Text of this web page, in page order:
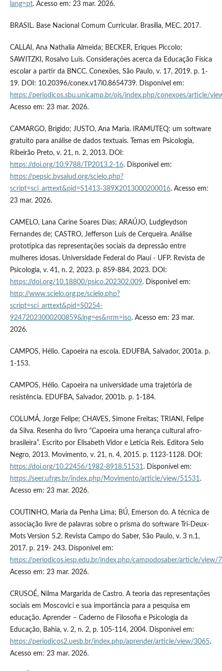
lang=pt. Acesso em: 23 mar. 2026.
BRASIL. Base Nacional Comum Curricular. Brasília, MEC. 2017.
CALLAI, Ana Nathalia Almeida; BECKER, Eriques Piccolo;
SAWITZKI, Rosalvo Luis. Considerações acerca da Educação Física
escolar a partir da BNCC. Conexões, São Paulo, v. 17, 2019. p. 1-
19. DOI: 10.20396/conex.v17i0.8654739. Disponível em:
https://periodicos.sbu.unicamp.br/ojs/index.php/conexoes/article/
Acesso em: 23 mar. 2026.
CAMARGO, Brigido; JUSTO, Ana Maria. IRAMUTEQ: um software
gratuito para análise de dados textuais. Temas em Psicologia,
Ribeirão Preto, v. 21, n. 2, 2013. DOI:
https://doi.org/10.9788/TP2013.2-16. Disponível em:
https://pepsic.bvsalud.org/scielo.php?
script=sci_arttext&pid=S1413-389X2013000200016. Acesso em:
23 mar. 2026.
CAMELO, Lana Carine Soares Dias; ARAÚJO, Ludgleydson
Fernandes de; CASTRO, Jefferson Luís de Cerqueira. Análise
prototípica das representações sociais da depressão entre
mulheres idosas. Universidade Federal do Piauí - UFP. Revista de
Psicologia, v. 41, n. 2, 2023. p. 859-884, 2023. DOI:
https://doi.org/10.18800/psico.202302.009. Disponível em:
http://www.scielo.org.pe/scielo.php?
script=sci_arttext&pid=S0254-
92472023000200859&lng=es&nrm=iso. Acesso em: 23 mar.
2026.
CAMPOS, Hélio. Capoeira na escola. EDUFBA, Salvador, 2001a. p.
1-153.
CAMPOS, Hélio. Capoeira na universidade uma trajetória de
resistência. EDUFBA, Salvador, 2001b. p. 1-184.
COLUMÁ, Jorge Felipe; CHAVES, Simone Freitas; TRIANI, Felipe
da Silva. Resenha do livro “Capoeira uma herança cultural afro-
brasileira”. Escrito por Elisabeth Vidor e Letícia Reis. Editora Selo
Negro, 2013. Movimento, v. 21, n. 4, 2015. p. 1123-1128. DOI:
https://doi.org/10.22456/1982-8918.51531. Disponível em:
https://seer.ufrgs.br/index.php/Movimento/article/view/51531.
Acesso em: 23 mar. 2026.
COUTINHO, Maria da Penha Lima; BÚ, Emerson do. A técnica de
associação livre de palavras sobre o prisma do software Tri-Deux-
Mots Version 5.2. Revista Campo do Saber, São Paulo, v. 3 n.1,
2017. p. 219- 243. Disponível em:
https://periodicos.iesp.edu.br/index.php/campodosaber/article/view/
Acesso em: 23 mar. 2026.
CRUSOÉ, Nilma Margarida de Castro. A teoria das representações
sociais em Moscovici e sua importância para a pesquisa em
educação. Aprender – Caderno de Filosofia e Psicologia da
Educação, Bahia, v. 2, n. 2, p. 105-114, 2004. Disponível em:
https://periodicos2.uesb.br/index.php/aprender/article/view/3065.
Acesso em: 23 mar. 2026.